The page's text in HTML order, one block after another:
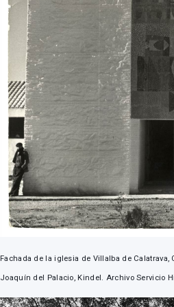
Fachada de la iglesia de Villalba de
Joaquín del Palacio, Kindel. Archivo Servicio